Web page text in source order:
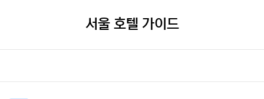
서울 호텔 가이드